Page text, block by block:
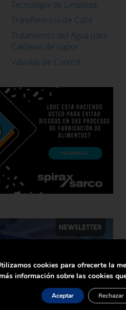
Tecnología de Limpieza
Transferencia de Calor
Tratamiento del Agua para
Calderas de Vapor
Válvulas de Control
cookies para ofrecerte la
información sobre las cookies
Aceptar Rechazar